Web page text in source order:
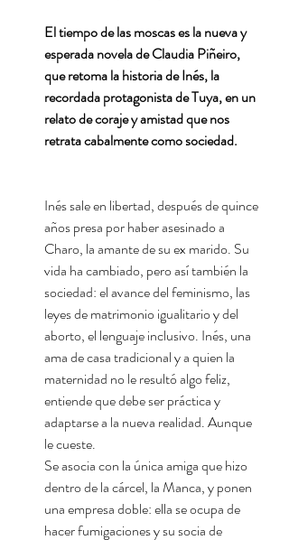
El tiempo de las moscas es la nueva y
esperada novela de Claudia Piñeiro,
que retoma la historia de Inés, la
recordada protagonista de Tuya, en un
relato de coraje y amistad que nos
retrata cabalmente como sociedad.
Inés sale en libertad, después de quince
años presa por haber asesinado a
Charo, la amante de su ex marido. Su
vida ha cambiado, pero así también la
sociedad: el avance del feminismo, las
leyes de matrimonio igualitario y del
aborto, el lenguaje inclusivo. Inés, una
ama de casa tradicional y a quien la
maternidad no le resultó algo feliz,
entiende que debe ser práctica y
adaptarse a la nueva realidad. Aunque
le cueste.
Se asocia con la única amiga que hizo
dentro de la cárcel, la Manca, y ponen
una empresa doble: ella se ocupa de
hacer fumigaciones y su socia de